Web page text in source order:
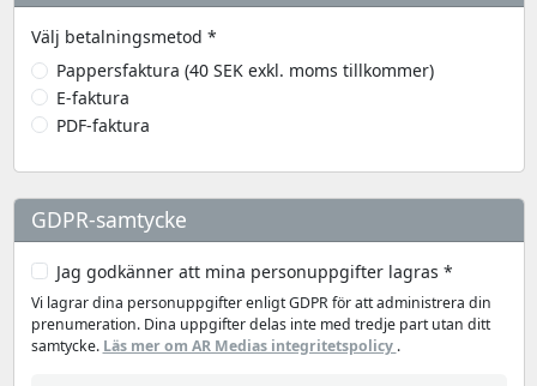
Välj betalningsmetod *
Pappersfaktura (40 SEK exkl. moms tillkommer)
E-faktura
PDF-faktura
GDPR-samtycke
Jag godkänner att mina personuppgifter lagras *
Vi lagrar dina personuppgifter enligt GDPR för att administrera din
prenumeration. Dina uppgifter delas inte med tredje part utan ditt
samtycke. Läs mer om AR Medias integritetspolicy .